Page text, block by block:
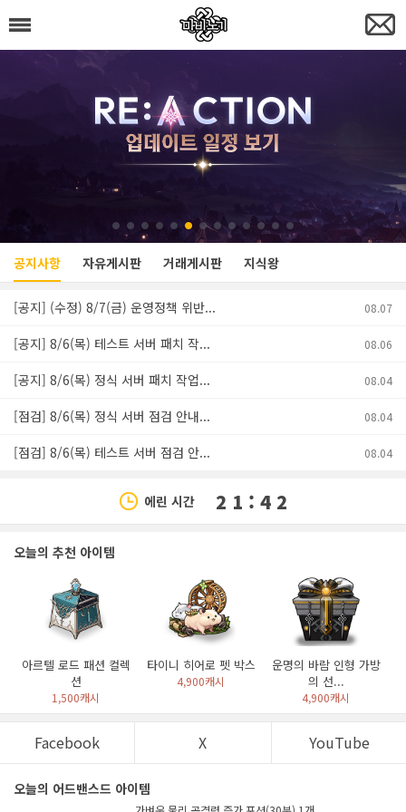
공지사항 자유게시판 거래게시판 지식왕
[공지] (수정) 8/7(금) 운영정책 위반... 08.07
[공지] 8/6(목) 테스트 서버 패치 작... 08.06
[공지] 8/6(목) 정식 서버 패치 작업... 08.04
[점검] 8/6(목) 정식 서버 점검 안내... 08.04
[점검] 8/6(목) 테스트 서버 점검 안... 08.04
에린 시간 2 1 : 4 2
오늘의 추천 아이템
아르텔 로드 패션 컬렉
션
1,500캐시
타이니 히어로 펫 박스
4,900캐시
운명의 바람 인형 가방
의 선...
4,900캐시
Facebook X YouTube
오늘의 어드밴스드 아이템